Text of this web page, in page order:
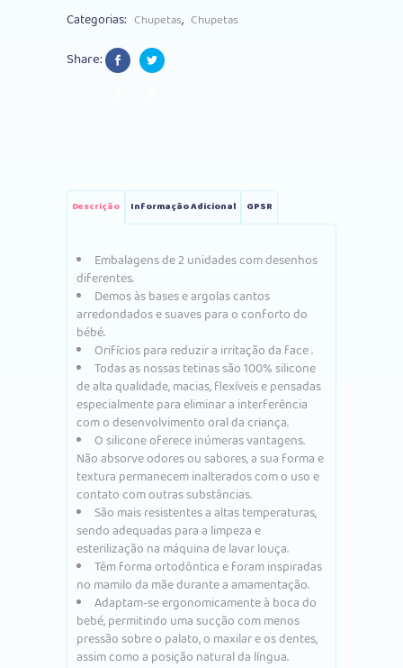
quantity
Categorias: Chupetas, Chupetas
Share:
Descrição Informação Adicional GPSR
Embalagens de 2 unidades com desenhos
diferentes.
Demos às bases e argolas cantos
arredondados e suaves para o conforto do
bébé.
Orifícios para reduzir a irritação da face .
Todas as nossas tetinas são 100% silicone
de alta qualidade, macias, flexíveis e pensadas
especialmente para eliminar a interferência
com o desenvolvimento oral da criança.
O silicone oferece inúmeras vantagens.
Não absorve odores ou sabores, a sua forma e
textura permanecem inalterados com o uso e
contato com outras substâncias.
São mais resistentes a altas temperaturas,
sendo adequadas para a limpeza e
esterilização na máquina de lavar louça.
Têm forma ortodôntica e foram inspiradas
no mamilo da mãe durante a amamentação.
Adaptam-se ergonomicamente à boca do
bebé, permitindo uma sucção com menos
pressão sobre o palato, o maxilar e os dentes,
assim como a posição natural da língua.